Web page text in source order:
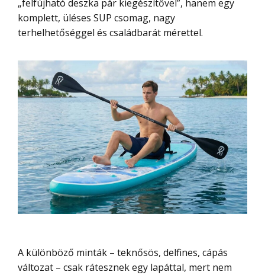
„felfújható deszka pár kiegészítővel”, hanem egy
komplett, üléses SUP csomag, nagy
terhelhetőséggel és családbarát mérettel.
A különböző minták – teknősös, delfines, cápás
változat – csak rátesznek egy lapáttal, mert nem